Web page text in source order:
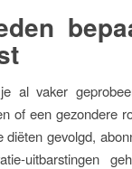
al vaker
of een gezondere
diëten gevolgd,
uitbarstingen